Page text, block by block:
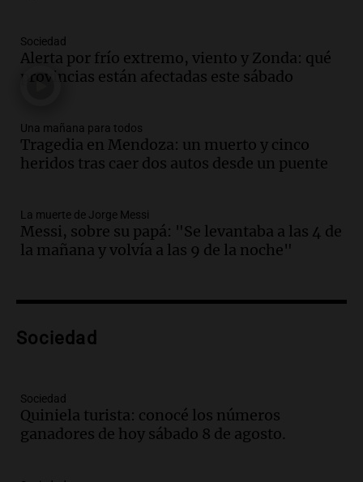
Episodios
Audio. Ley de Propiedad Privada: el revés
en el Congreso expuso una debilidad
Una mañana para todos
Episodios
Audio.Casabindo se prepara para una
Una mañana para todos
Episodios
Audio.Borges, abogada de Pourrain:
hacerle preguntas y nunca regresó"
Episodios
800 kilos de basura por jornada
Una mañana para todos
Episodios
Sociedad
Alerta por frío extremo, viento y Zonda: qué
provincias están afectadas este sábado
Una mañana para todos
Tragedia en Mendoza: un muerto y cinco
heridos tras caer dos autos desde un puente
La muerte de Jorge Messi
Messi, sobre su papá: "Se levantaba a las 4 de
la mañana y volvía a las 9 de la noche"
Sociedad
Sociedad
Quiniela turista: conocé los números
ganadores de hoy sábado 8 de agosto.